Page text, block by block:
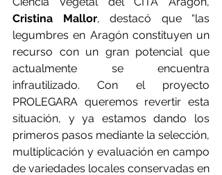
Cristina Mallor, destacó que “las
legumbres en Aragón constituyen un
recurso con un gran potencial que
actualmente se encuentra
infrautilizado. Con el proyecto
PROLEGARA queremos revertir esta
situación, y ya estamos dando los
primeros pasos mediante la selección,
multiplicación y evaluación en campo
de variedades locales conservadas en